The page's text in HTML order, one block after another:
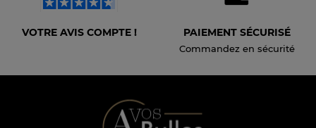
VOTRE AVIS COMPTE ! PAIEMENT SÉCURISÉ
Commandez en sécurité